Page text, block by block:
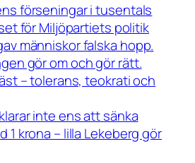
förseningar i tusentals
för Miljöpartiets politik
människor falska hopp.
gör om och gör rätt.
– tolerans, teokrati och
inte ens att sänka
1 krona – lilla Lekeberg gör